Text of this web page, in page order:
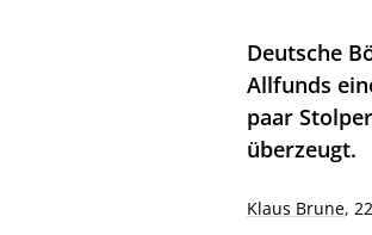
Deutsche
Allfunds
paar
überzeugt.
Klaus Brune,